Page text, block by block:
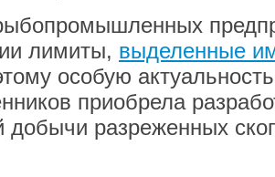
лимиты, выделенные
особую
приобрела
добычи разреженных